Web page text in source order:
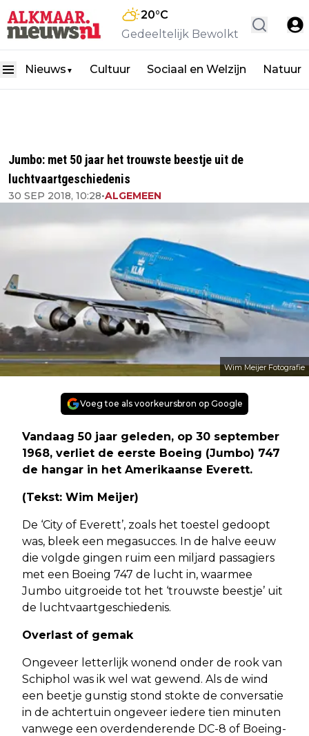
20°C
Gedeeltelijk Bewolkt
Nieuws ▼ Cultuur Sociaal en Welzijn Natuur
Jumbo: met 50 jaar het trouwste beestje uit de
luchtvaartgeschiedenis
30 SEP 2018, 10:28•ALGEMEEN
Wim Meijer Fotografie
Voeg toe als voorkeursbron op Google
Vandaag 50 jaar geleden, op 30 september
1968, verliet de eerste Boeing (Jumbo) 747
de hangar in het Amerikaanse Everett.
(Tekst: Wim Meijer)
De ‘City of Everett’, zoals het toestel gedoopt
was, bleek een megasucces. In de halve eeuw
die volgde gingen ruim een miljard passagiers
met een Boeing 747 de lucht in, waarmee
Jumbo uitgroeide tot het ‘trouwste beestje’ uit
de luchtvaartgeschiedenis.
Overlast of gemak
Ongeveer letterlijk wonend onder de rook van
Schiphol was ik wel wat gewend. Als de wind
een beetje gunstig stond stokte de conversatie
in de achtertuin ongeveer iedere tien minuten
vanwege een overdenderende DC-8 of Boeing-